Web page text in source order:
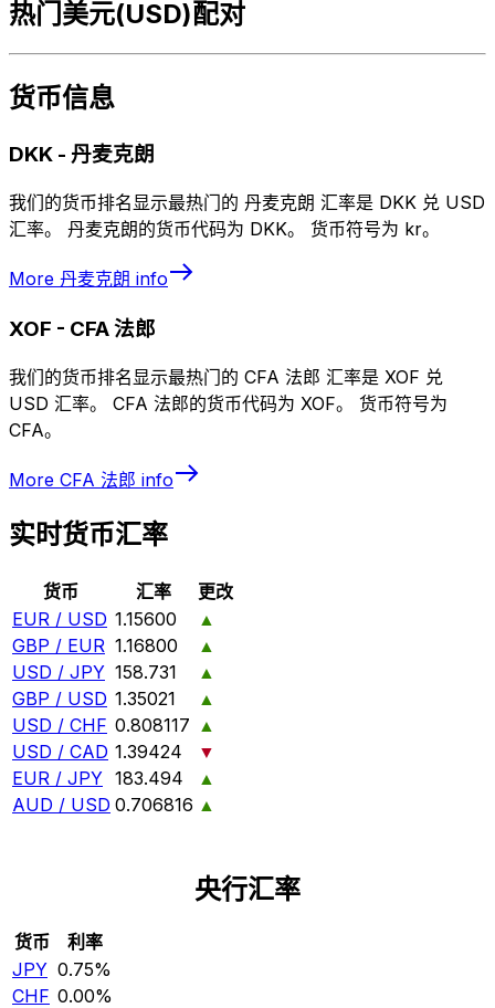
热门美元(USD)配对
货币信息
DKK - 丹麦克朗
我们的货币排名显示最热门的 丹麦克朗 汇率是 DKK 兑 USD
汇率。 丹麦克朗的货币代码为 DKK。 货币符号为 kr。
More 丹麦克朗 info
XOF - CFA 法郎
我们的货币排名显示最热门的 CFA 法郎 汇率是 XOF 兑
USD 汇率。 CFA 法郎的货币代码为 XOF。 货币符号为
CFA。
More CFA 法郎 info
实时货币汇率
货币 汇率
更改
EUR / USD 1.15600
▲
GBP / EUR 1.16800
▲
USD / JPY 158.731
▲
GBP / USD 1.35021
▲
USD / CHF 0.808117 ▲
USD / CAD 1.39424
▼
EUR / JPY 183.494
▲
AUD / USD 0.706816 ▲
央行汇率
货币
利率
JPY 0.75%
CHF 0.00%